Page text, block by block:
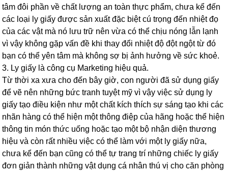
tâm đôi phần về chất lượng an toàn thực phẩm, chưa kể đến
các loại ly giấy được sản xuất đặc biệt cú trọng đến nhiệt đọ
của các vật mà nó lưu trữ nên vừa có thể chịu nóng lẫn lạnh
vì vậy không gặp vấn đề khi thay đổi nhiệt độ đột ngột từ đó
bạn có thể yên tâm mà không sợ bị ảnh hưởng về sức khoẻ.
3. Ly giấy là công cụ Marketing hiệu quả.
Từ thời xa xưa cho đến bây giờ, con người đã sử dụng giấy
để vẽ nên những bức tranh tuyệt mỹ vì vậy việc sử dụng ly
giấy tạo điều kiện như một chất kích thích sự sáng tạo khi các
nhãn hàng có thể hiện một thông điệp của hãng hoặc thể hiện
thông tin món thức uống hoặc tạo một bộ nhận diện thương
hiệu và còn rất nhiều việc có thể làm với một ly giấy nữa,
chưa kể đến bạn cũng có thể tự trang trí những chiếc ly giấy
đơn giản thành những vật dụng cá nhân thú vị cho căn phòng